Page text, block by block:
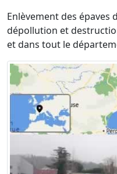
Enlèvement des épaves
dépollution et
et dans tout le